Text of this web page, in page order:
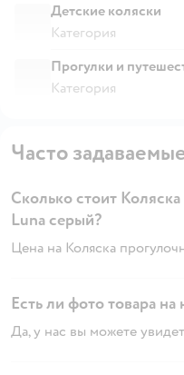
Детские коляски
Категория
Прогулки и
Категория
Часто
Сколько стоит
Luna серый?
Цена на Коляска
Есть ли фото товара на
Да, у нас вы можете